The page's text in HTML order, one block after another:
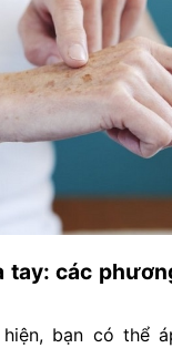
tay: các
bạn có thể